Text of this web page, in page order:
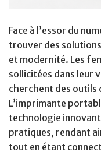
Face à l’essor du
trouver des
et modernité. Les
sollicitées dans leur
cherchent des
L’imprimante
technologie
pratiques, rendant
tout en étant